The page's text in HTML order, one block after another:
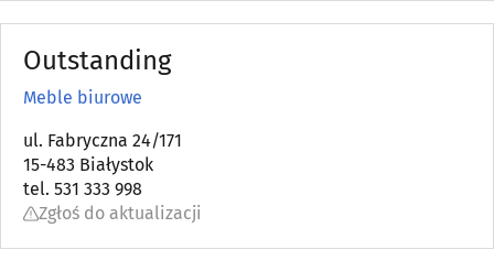
Agencje nieruchomości(79)
Antyki (5)
Architektura, architektura wnętrz
Biura projektów
Blacharstwo i dekarstwo(17)
Outstanding
Meble biurowe
ul. Fabryczna 24/171
15-483 Białystok
tel. 531 333 998
Zgłoś do aktualizacji